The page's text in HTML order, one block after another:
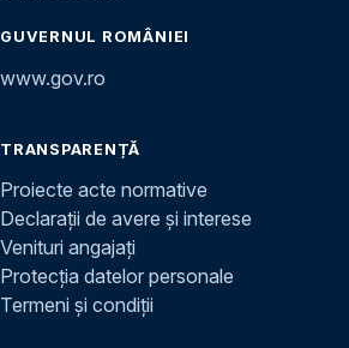
GUVERNUL ROMÂNIEI
www.gov.ro
TRANSPARENȚĂ
Proiecte acte normative
Declarații de avere și interese
Venituri angajați
Protecția datelor personale
Termeni și condiții